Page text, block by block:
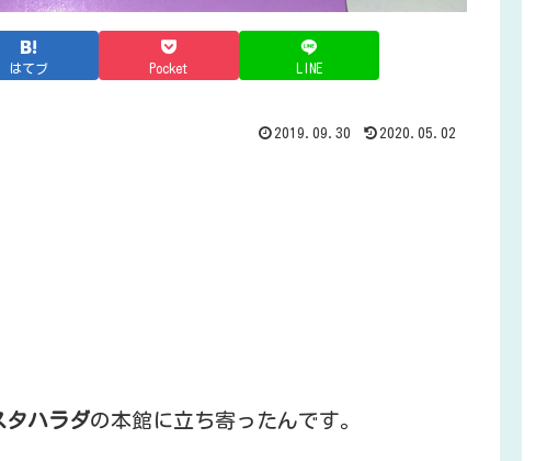
はてブ Pocket LINE
2019.09.30 2020.05.02
タハラダの本館に立ち寄ったんです。